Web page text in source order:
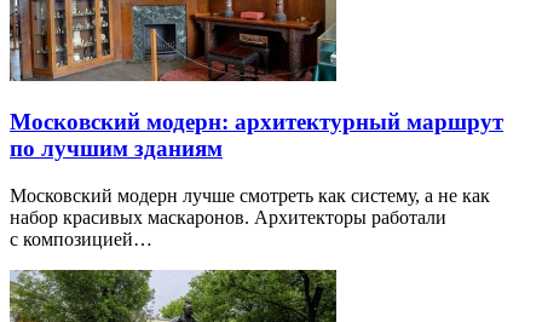
Московский модерн: архитектурный маршрут
по лучшим зданиям
Московский модерн лучше смотреть как систему, а не как
набор красивых маскаронов. Архитекторы работали
с композицией…